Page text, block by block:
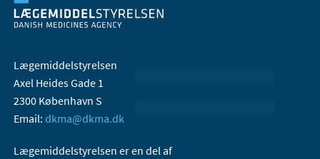
Lægemiddelstyrelsen
Axel Heides Gade 1
2300 København S
Email: dkma@dkma.dk
Lægemiddelstyrelsen er en del af